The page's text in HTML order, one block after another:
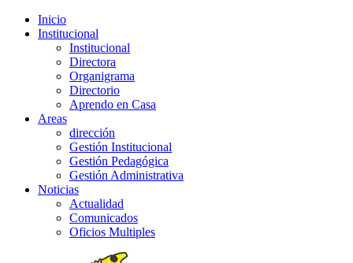
Inicio
Institucional
Institucional
Directora
Organigrama
Directorio
Aprendo en Casa
Areas
dirección
Gestión Institucional
Gestión Pedagógica
Gestión Administrativa
Noticias
Actualidad
Comunicados
Oficios Multiples